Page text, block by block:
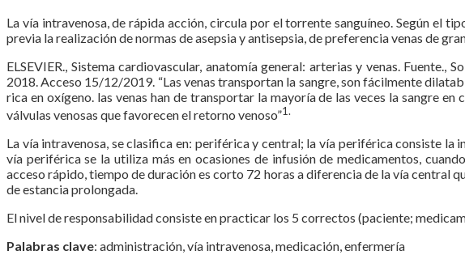
La vía intravenosa, de rápida acción, circula por el torrente sanguíneo. Según el
previa la realización de normas de asepsia y antisepsia, de preferencia venas de
ELSEVIER., Sistema cardiovascular, anatomía general: arterias y venas.
2018. Acceso 15/12/2019. “Las venas transportan la sangre, son fácilmente
rica en oxígeno. las venas han de transportar la mayoría de las veces la sangre
válvulas venosas que favorecen el retorno venoso”1.
La vía intravenosa, se clasifica en: periférica y central; la vía periférica consiste
vía periférica se la utiliza más en ocasiones de infusión de medicamentos,
acceso rápido, tiempo de duración es corto 72 horas a diferencia de la vía central
de estancia prolongada.
El nivel de responsabilidad consiste en practicar los 5 correctos (paciente;
Palabras clave: administración, vía intravenosa, medicación, enfermería